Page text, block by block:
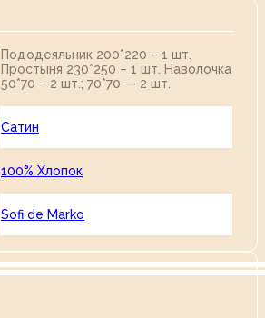
Пододеяльник 200*220 – 1 шт.
Простыня 230*250 – 1 шт. Наволочка
50*70 – 2 шт.; 70*70 — 2 шт.
Сатин
100% Хлопок
Sofi de Marko